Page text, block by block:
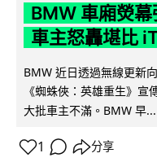
BMW 車廂熒
車主怒轟堪比
BMW 近日透過無線更新
《蜘蛛俠：英雄重生》
大批車主不滿。BMW 早...
1 分享